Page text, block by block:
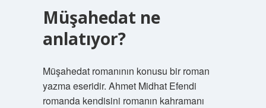
Müşahedat ne
anlatıyor?
Müşahedat romanının konusu bir roman
yazma eseridir. Ahmet Midhat Efendi
romanda kendisini romanın kahramanı